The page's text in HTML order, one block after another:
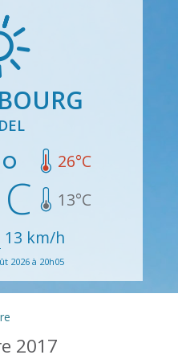
26°C
13°C
13 km/h
2026 à 20h05
2017